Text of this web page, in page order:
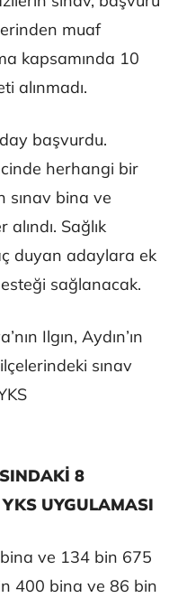
muaf
kapsamında 10
alınmadı.
başvurdu.
herhangi bir
sınav bina ve
Sağlık
duyan adaylara ek
sağlanacak.
Ilgın, Aydın’ın
sınav
8
UYGULAMASI
ve 134 bin 675
400 bina ve 86 bin